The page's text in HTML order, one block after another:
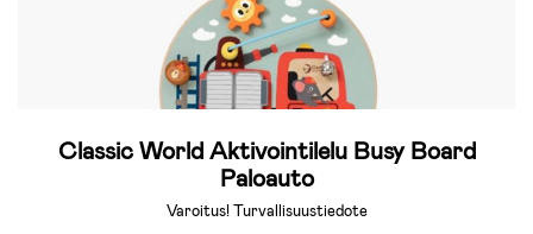
Classic World Aktivointilelu Busy Board
Paloauto
Varoitus! Turvallisuustiedote